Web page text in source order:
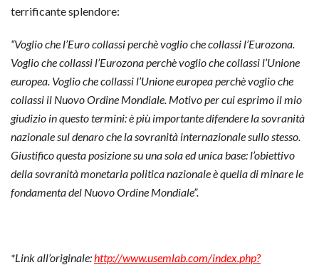
terrificante splendore:
“Voglio che l’Euro collassi perchè voglio che collassi l’Eurozona.
Voglio che collassi l’Eurozona perchè voglio che collassi l’Unione
europea. Voglio che collassi l’Unione europea perchè voglio che
collassi il Nuovo Ordine Mondiale. Motivo per cui esprimo il mio
giudizio in questo termini: è più importante difendere la sovranità
nazionale sul denaro che la sovranità internazionale sullo stesso.
Giustifico questa posizione su una sola ed unica base: l’obiettivo
della sovranità monetaria politica nazionale è quella di minare le
fondamenta del Nuovo Ordine Mondiale”.
*Link all’originale:http://www.usemlab.com/index.php?